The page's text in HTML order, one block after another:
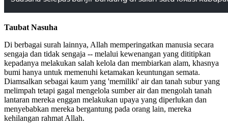
Taubat Nasuha
Di berbagai surah lainnya, Allah memperingatkan manusia secara
sengaja dan tidak sengaja -- melalui kewenangan yang dititipkan
kepadanya melakukan salah kelola dan membiarkan alam, khasnya
bumi hanya untuk memenuhi ketamakan keuntungan semata.
Diamsalkan sebagai kaum yang 'memiliki' air dan tanah subur yang
melimpah tetapi gagal mengelola sumber air dan mengolah tanah
lantaran mereka enggan melakukan upaya yang diperlukan dan
menyebabkan mereka bergantung pada orang lain, mereka
kehilangan rahmat Allah.